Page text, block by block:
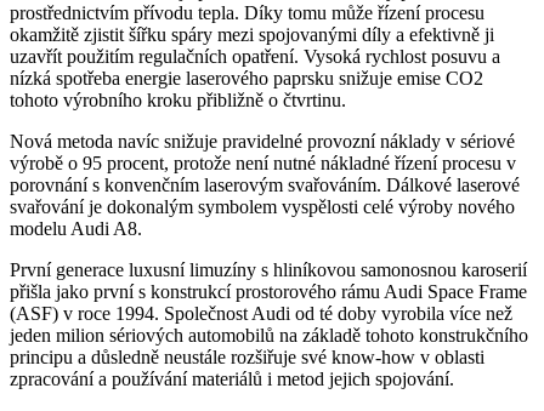
prostřednictvím přívodu tepla. Díky tomu může řízení procesu
okamžitě zjistit šířku spáry mezi spojovanými díly a efektivně ji
uzavřít použitím regulačních opatření. Vysoká rychlost posuvu a
nízká spotřeba energie laserového paprsku snižuje emise CO2
tohoto výrobního kroku přibližně o čtvrtinu.
Nová metoda navíc snižuje pravidelné provozní náklady v sériové
výrobě o 95 procent, protože není nutné nákladné řízení procesu v
porovnání s konvenčním laserovým svařováním. Dálkové laserové
svařování je dokonalým symbolem vyspělosti celé výroby nového
modelu Audi A8.
První generace luxusní limuzíny s hliníkovou samonosnou karoserií
přišla jako první s konstrukcí prostorového rámu Audi Space Frame
(ASF) v roce 1994. Společnost Audi od té doby vyrobila více než
jeden milion sériových automobilů na základě tohoto konstrukčního
principu a důsledně neustále rozšiřuje své know-how v oblasti
zpracování a používání materiálů i metod jejich spojování.